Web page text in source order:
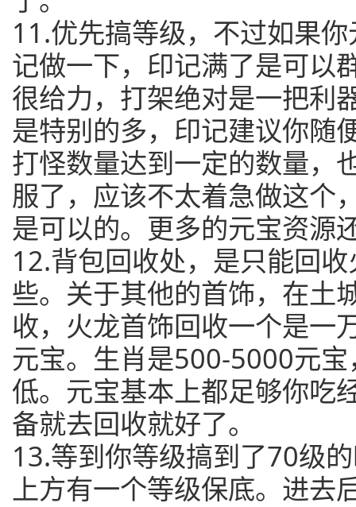
11.优先搞等级，不过如果
记做一下，印记满了是可以
很给力，打架绝对是一把利
是特别的多，印记建议你随
打怪数量达到一定的数量，
服了，应该不太着急做这个
是可以的。更多的元宝资源
12.背包回收处，是只能回
些。关于其他的首饰，在土
收，火龙首饰回收一个是一
元宝。生肖是500-5000元
低。元宝基本上都足够你吃
备就去回收就好了。
13.等到你等级搞到了70级
上方有一个等级保底。进去